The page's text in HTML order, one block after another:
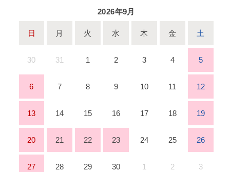
2026年9月
日 月 火 水 木 金 土
30 31 1 2 3 4 5
6 7 8 9 10 11 12
13 14 15 16 17 18 19
20 21 22 23 24 25 26
27 28 29 30 1 2 3